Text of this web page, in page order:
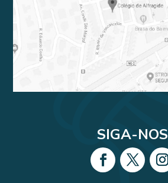
SIGA-NOS